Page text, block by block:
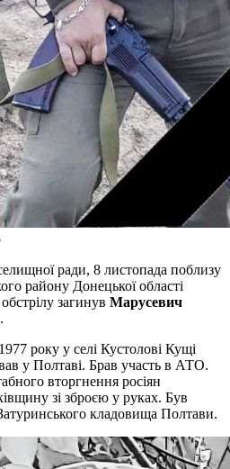
ради, 8 листопада поблизу
району Донецької області
загинув Марусевич
.
року у селі Кустолові Кущі
у Полтаві. Брав участь в АТО.
вторгнення росіян
зі зброєю у руках. Був
кладовища Полтави.